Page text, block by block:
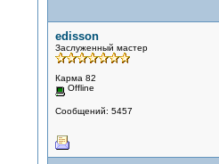
edisson
Заслуженный мастер
Карма 82
Offline
Сообщений: 5457